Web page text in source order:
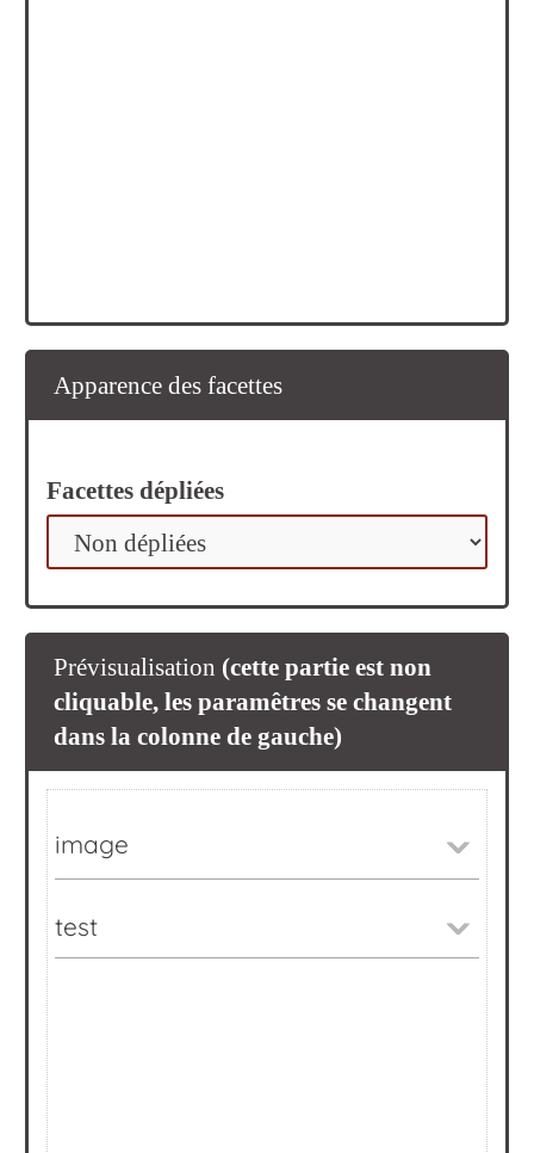
Apparence des facettes
Facettes dépliées
Prévisualisation (cette partie est non
cliquable, les paramêtres se changent
dans la colonne de gauche)